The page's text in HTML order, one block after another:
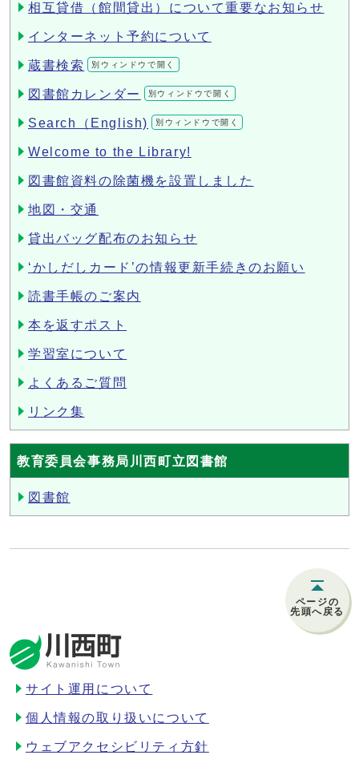
相互貸借（館間貸出）について重要なお知らせ
インターネット予約について
蔵書検索 別ウィンドウで開く
図書館カレンダー 別ウィンドウで開く
Search（English) 別ウィンドウで開く
Welcome to the Library!
図書館資料の除菌機を設置しました
地図・交通
貸出バッグ配布のお知らせ
‘かしだしカード’の情報更新手続きのお願い
読書手帳のご案内
本を返すポスト
学習室について
よくあるご質問
リンク集
教育委員会事務局川西町立図書館
図書館
ページの
先頭へ戻る
サイト運用について
個人情報の取り扱いについて
ウェブアクセシビリティ方針